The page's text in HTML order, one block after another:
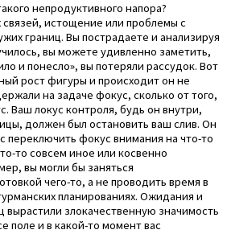
непродуктивного напора?
истощение или проблемы с
границ. Вы пострадаете и анализируя
вы можете удивленно заметить,
и понесло», вы потеряли рассудок. Вот
рост фигуры и происходит он не
на задаче фокус, сколько от того,
Ваш локус контроля, будь он внутри,
должен был остановить ваш слив. Он
переключить фокус внимания на что-то
то совсем иное или косвенно
вы могли бы заняться
чего-то, а не проводить время в
планированиях. Ожидания и
вырастили злокачественную значимость
поле и в какой-то момент вас